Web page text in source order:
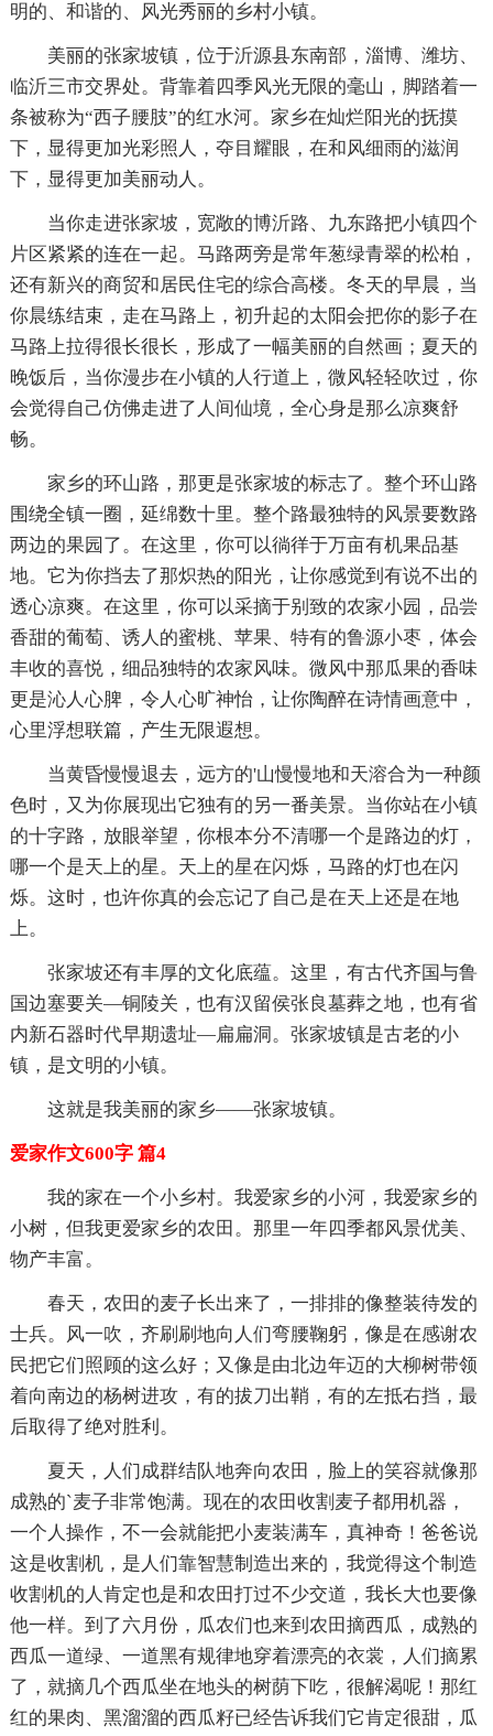
明的、和谐的、风光秀丽的乡村小镇。
美丽的张家坡镇，位于沂源县东南部，淄博、潍坊、
临沂三市交界处。背靠着四季风光无限的毫山，脚踏着一
条被称为“西子腰肢”的红水河。家乡在灿烂阳光的抚摸
下，显得更加光彩照人，夺目耀眼，在和风细雨的滋润
下，显得更加美丽动人。
当你走进张家坡，宽敞的博沂路、九东路把小镇四个
片区紧紧的连在一起。马路两旁是常年葱绿青翠的松柏，
还有新兴的商贸和居民住宅的综合高楼。冬天的早晨，当
你晨练结束，走在马路上，初升起的太阳会把你的影子在
马路上拉得很长很长，形成了一幅美丽的自然画；夏天的
晚饭后，当你漫步在小镇的人行道上，微风轻轻吹过，你
会觉得自己仿佛走进了人间仙境，全心身是那么凉爽舒
畅。
家乡的环山路，那更是张家坡的标志了。整个环山路
围绕全镇一圈，延绵数十里。整个路最独特的风景要数路
两边的果园了。在这里，你可以徜徉于万亩有机果品基
地。它为你挡去了那炽热的阳光，让你感觉到有说不出的
透心凉爽。在这里，你可以采摘于别致的农家小园，品尝
香甜的葡萄、诱人的蜜桃、苹果、特有的鲁源小枣，体会
丰收的喜悦，细品独特的农家风味。微风中那瓜果的香味
更是沁人心脾，令人心旷神怡，让你陶醉在诗情画意中，
心里浮想联篇，产生无限遐想。
当黄昏慢慢退去，远方的'山慢慢地和天溶合为一种颜
色时，又为你展现出它独有的另一番美景。当你站在小镇
的十字路，放眼举望，你根本分不清哪一个是路边的灯，
哪一个是天上的星。天上的星在闪烁，马路的灯也在闪
烁。这时，也许你真的会忘记了自己是在天上还是在地
上。
张家坡还有丰厚的文化底蕴。这里，有古代齐国与鲁
国边塞要关—铜陵关，也有汉留侯张良墓葬之地，也有省
内新石器时代早期遗址—扁扁洞。张家坡镇是古老的小
镇，是文明的小镇。
这就是我美丽的家乡——张家坡镇。
爱家作文600字 篇4
我的家在一个小乡村。我爱家乡的小河，我爱家乡的
小树，但我更爱家乡的农田。那里一年四季都风景优美、
物产丰富。
春天，农田的麦子长出来了，一排排的像整装待发的
士兵。风一吹，齐刷刷地向人们弯腰鞠躬，像是在感谢农
民把它们照顾的这么好；又像是由北边年迈的大柳树带领
着向南边的杨树进攻，有的拔刀出鞘，有的左抵右挡，最
后取得了绝对胜利。
夏天，人们成群结队地奔向农田，脸上的笑容就像那
成熟的`麦子非常饱满。现在的农田收割麦子都用机器，
一个人操作，不一会就能把小麦装满车，真神奇！爸爸说
这是收割机，是人们靠智慧制造出来的，我觉得这个制造
收割机的人肯定也是和农田打过不少交道，我长大也要像
他一样。到了六月份，瓜农们也来到农田摘西瓜，成熟的
西瓜一道绿、一道黑有规律地穿着漂亮的衣裳，人们摘累
了，就摘几个西瓜坐在地头的树荫下吃，很解渴呢！那红
红的果肉、黑溜溜的西瓜籽已经告诉我们它肯定很甜，瓜